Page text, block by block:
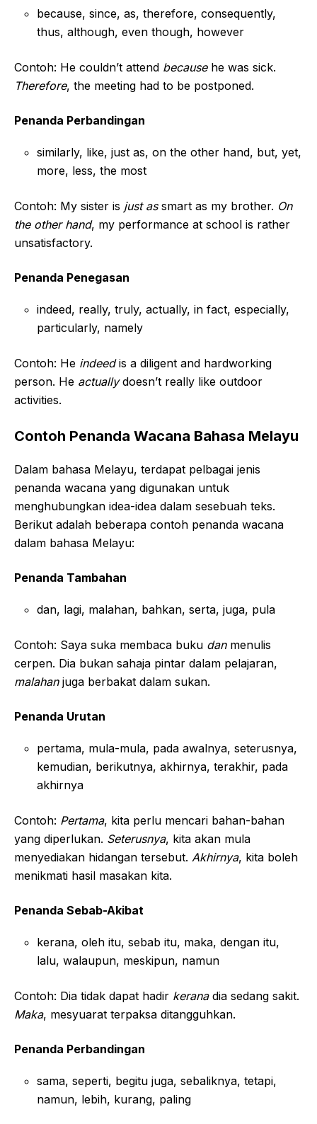
because, since, as, therefore, consequently,
thus, although, even though, however
Contoh: He couldn’t attend becausehe was sick.
Therefore, the meeting had to be postponed.
Penanda Perbandingan
similarly, like, just as, on the other hand, but, yet,
more, less, the most
Contoh: My sister is just assmart as my brother. On
the other hand, my performance at school is rather
unsatisfactory.
Penanda Penegasan
indeed, really, truly, actually, in fact, especially,
particularly, namely
Contoh: He indeedis a diligent and hardworking
person. He actuallydoesn’t really like outdoor
activities.
Contoh Penanda Wacana Bahasa Melayu
Dalam bahasa Melayu, terdapat pelbagai jenis
penanda wacana yang digunakan untuk
menghubungkan idea-idea dalam sesebuah teks.
Berikut adalah beberapa contoh penanda wacana
dalam bahasa Melayu:
Penanda Tambahan
dan, lagi, malahan, bahkan, serta, juga, pula
Contoh: Saya suka membaca buku danmenulis
cerpen. Dia bukan sahaja pintar dalam pelajaran,
malahanjuga berbakat dalam sukan.
Penanda Urutan
pertama, mula-mula, pada awalnya, seterusnya,
kemudian, berikutnya, akhirnya, terakhir, pada
akhirnya
Contoh: Pertama, kita perlu mencari bahan-bahan
yang diperlukan. Seterusnya, kita akan mula
menyediakan hidangan tersebut. Akhirnya, kita boleh
menikmati hasil masakan kita.
Penanda Sebab-Akibat
kerana, oleh itu, sebab itu, maka, dengan itu,
lalu, walaupun, meskipun, namun
Contoh: Dia tidak dapat hadir keranadia sedang sakit.
Maka, mesyuarat terpaksa ditangguhkan.
Penanda Perbandingan
sama, seperti, begitu juga, sebaliknya, tetapi,
namun, lebih, kurang, paling